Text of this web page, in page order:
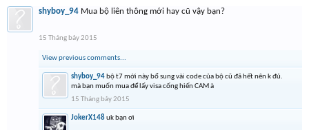
shyboy_94 Mua bộ liên thông mới hay cũ vậy bạn?
15 Tháng bảy 2015
View previous comments...
shyboy_94 bộ t7 mới này bổ sung vài code của bộ cũ đã hết nên k đủ.
mà bạn muốn mua để lấy visa cống hiến CAM à
15 Tháng bảy 2015
JokerX148uk bạn ơi